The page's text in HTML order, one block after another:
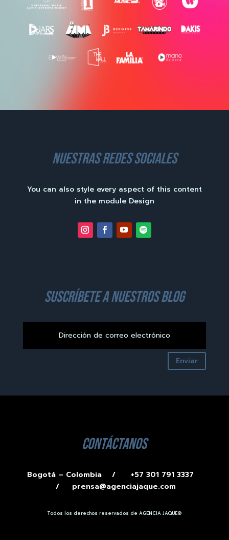
nuestras redes sociales
You can also style every aspect of this content
in the module Design
suscríbete a nuestros blog
Enviar
contáctanos
Bogotá – Colombia /
+57 301 791 3337
/ prensa@agenciajaque.com
Todos los derechos reservados de AGENCIA JAQUE®